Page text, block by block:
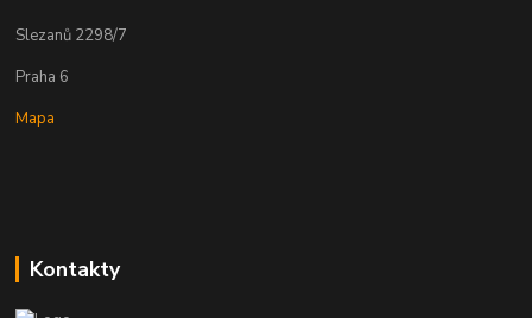
Slezanů 2298/7
Praha 6
Mapa
Kontakty